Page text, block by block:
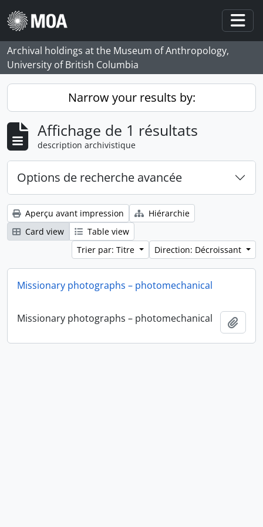
Skip to main content
Archival holdings at the Museum of Anthropology,
University of British Columbia
Narrow your results by:
Affichage de 1 résultats
description archivistique
Options de recherche avancée
Aperçu avant impression
Hiérarchie
Card view
Table view
Trier par: Titre
Direction: Décroissant
Missionary photographs – photomechanical
Missionary photographs – photomechanical